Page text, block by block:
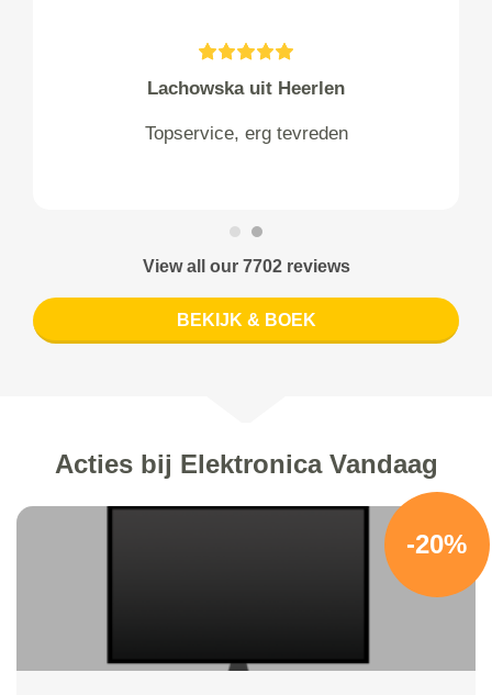
Lachowska uit Heerlen
Topservice, erg tevreden
View all our 7702 reviews
BEKIJK & BOEK
Acties bij Elektronica Vandaag
-20%